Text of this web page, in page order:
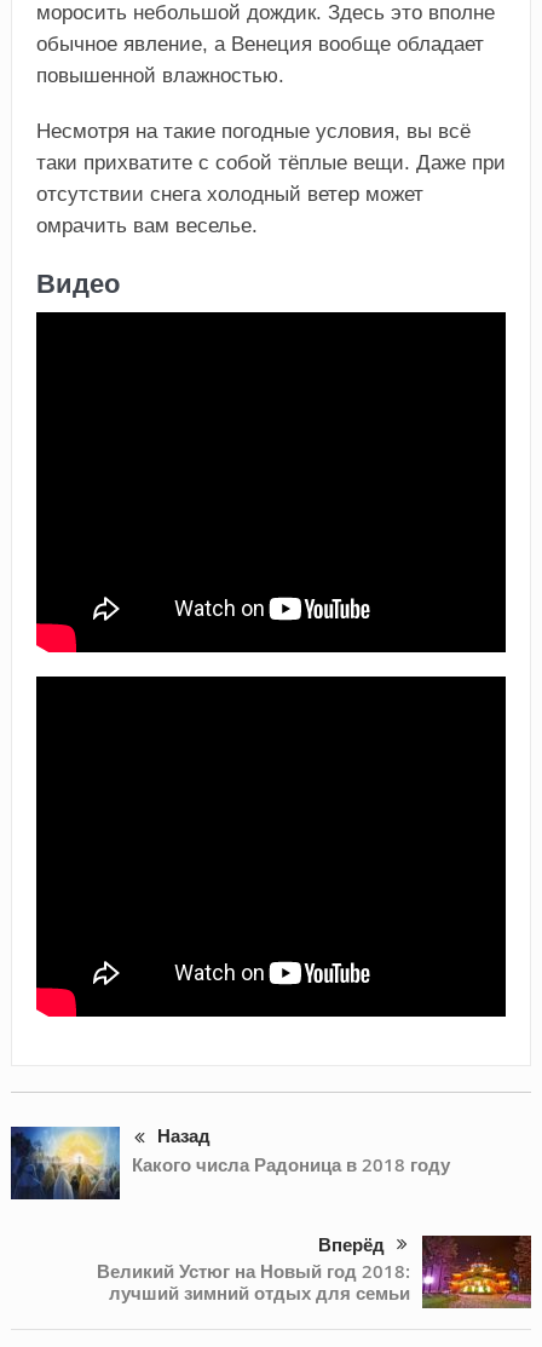
моросить небольшой дождик. Здесь это вполне
обычное явление, а Венеция вообще обладает
повышенной влажностью.
Несмотря на такие погодные условия, вы всё
таки прихватите с собой тёплые вещи. Даже при
отсутствии снега холодный ветер может
омрачить вам веселье.
Видео
Назад
Какого числа Радоница в 2018 году
Вперёд
Великий Устюг на Новый год 2018:
лучший зимний отдых для семьи